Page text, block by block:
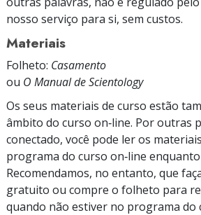
nosso serviço para si, sem custos.
Materiais
Folheto: Casamento
ou O Manual de Scientology
Os seus materiais de curso estão
âmbito do curso on‑line. Por outras
conectado, você pode ler os
programa do curso on‑line
Recomendamos, no entanto, que
gratuito ou compre o folheto para
quando não estiver no programa do